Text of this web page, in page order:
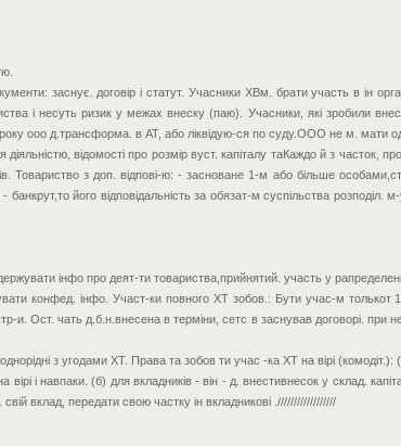
заснує. договір і статут. Учасники ХВм. брати участь в ін
і несуть ризик у межах внеску (паю). Учасники, які зробили
ооо д.трансформа. в АТ, або ліквідую-ся по суду.ООО не м. мати
відомості про розмір вуст. капіталу таКаждо й з часток,
Товариство з доп. відпові-ю: - засноване 1-м або більше
його відповідальність за обязат-м суспільства
інфо про деят-ти товариства,прийнятий. участь у рапределеніі
конфед. інфо. Участ-ки повного ХТ зобов.: Бути учас-м толькот
и. Ост. чать д.б.н.внесена в терміни, сетс в заснував договорі. при
з угодами ХТ. Права та зобов ти учас -ка ХТ на вірі
і навпаки. (б) для вкладників - він - д. внестивнесок у склад.
вклад, передати свою частку ін вкладникові .//////////////////